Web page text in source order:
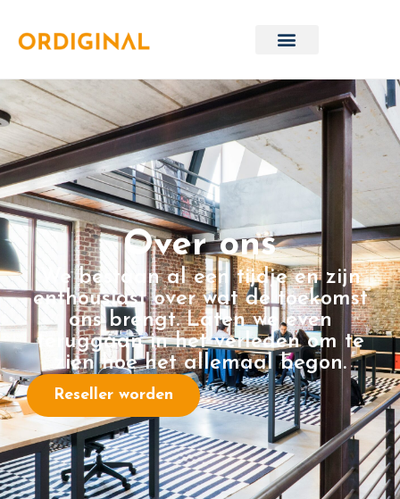
Over ons
We bestaan al een tijdje en zijn
enthousiast over wat de toekomst
ons brengt. Laten we even
teruggaan in het verleden om te
zien hoe het allemaal begon.
Reseller worden